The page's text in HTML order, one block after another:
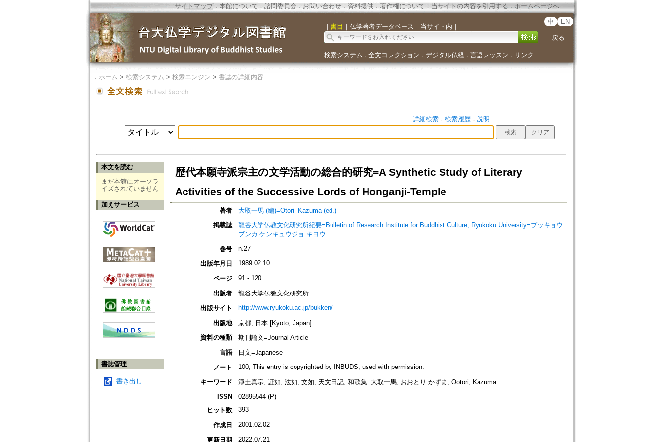
サイトマップ．本館について ． 諮問委員会． お問い合わせ． 資料提供． 著作権について．当サイトの内容を引用する ． ホームページへ
｜ 書目 ｜ 仏学著者データベース ｜ 当サイト内 ｜
中 EN
戻る
検索システム ． 全文コレクション ． デジタル仏経． 言語レッスン ． リンク
． ホーム > 検索システム > 検索エンジン > 書誌の詳細内容
詳細検索． 検索履歴． 説明
本文を読む
まだ本館にオーソラ
イズされていません
加えサービス
書誌管理
書き出し
歴代本願寺派宗主の文学活動の総合的研究=A Synthetic Study of Literary
Activities of the Successive Lords of Honganji-Temple
著者
大取一馬 (編)=Otori, Kazuma (ed.)
掲載誌
龍谷大学仏教文化研究所紀要=Bulletin of Research Institute for Buddhist Culture, Ryukoku University=ブッキョウ
ブンカ ケンキュウジョ キヨウ
巻号
n.27
出版年月日 1989.02.10
ページ 91 - 120
出版者
龍谷大学仏教文化研究所
出版サイト
http://www.ryukoku.ac.jp/bukken/
出版地
京都, 日本 [Kyoto, Japan]
資料の種類
期刊論文=Journal Article
言語
日文=Japanese
ノート
100; This entry is copyrighted by INBUDS, used with permission.
キーワード
淨土真宗; 証如; 法如; 文如; 天文日記; 和歌集; 大取一馬; おおとり かずま; Ootori, Kazuma
ISSN
02895544 (P)
ヒット数
393
作成日 2001.02.02
更新日期 2022.07.21